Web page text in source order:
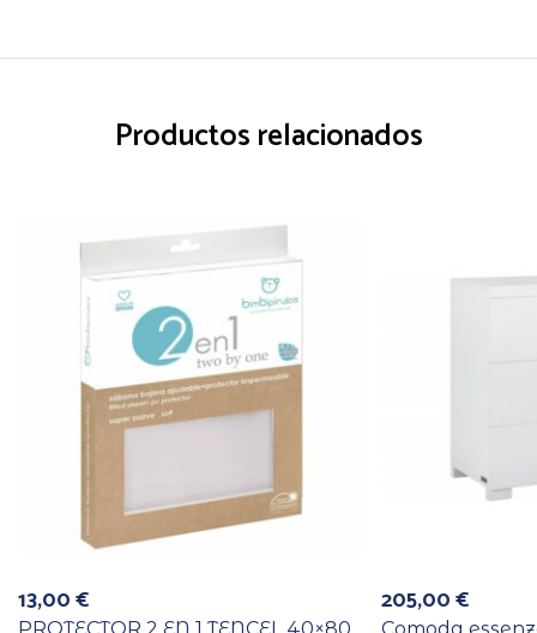
Productos relacionados
13,00€ 205,00€